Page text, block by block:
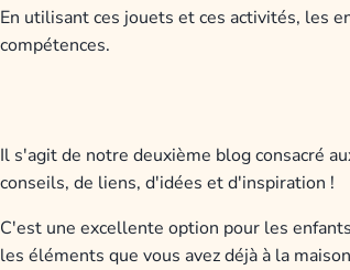
En utilisant ces jouets et ces activités, les
compétences.
Il s'agit de notre deuxième blog consacré
conseils, de liens, d'idées et d'inspiration !
C'est une excellente option pour les
les éléments que vous avez déjà à la